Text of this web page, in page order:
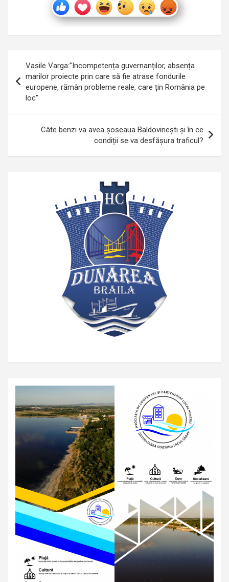
articole
Vasile Varga:”Incompetența guvernanților, absența
marilor proiecte prin care să fie atrase fondurile
europene, rămân probleme reale, care țin România pe
loc”
Câte benzi va avea șoseaua Baldovinești și în ce
condiții se va desfășura traficul?